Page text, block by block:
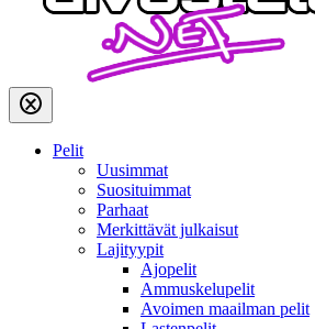
Pelit
Uusimmat
Suosituimmat
Parhaat
Merkittävät julkaisut
Lajityypit
Ajopelit
Ammuskelupelit
Avoimen maailman pelit